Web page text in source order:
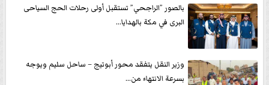
بالصور ”الراجحي” تستقبل أولى رحلات الحج السياحى
البرى في مكة بالهدايا...
وزير النقل يتفقد محور أبوتيج – ساحل سليم ويوجه
بسرعة الانتهاء من...